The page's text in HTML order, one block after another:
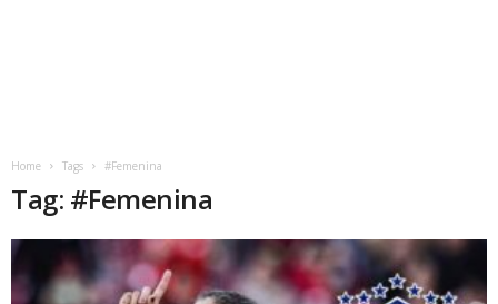
Home Tags #Femenina
Tag: #Femenina